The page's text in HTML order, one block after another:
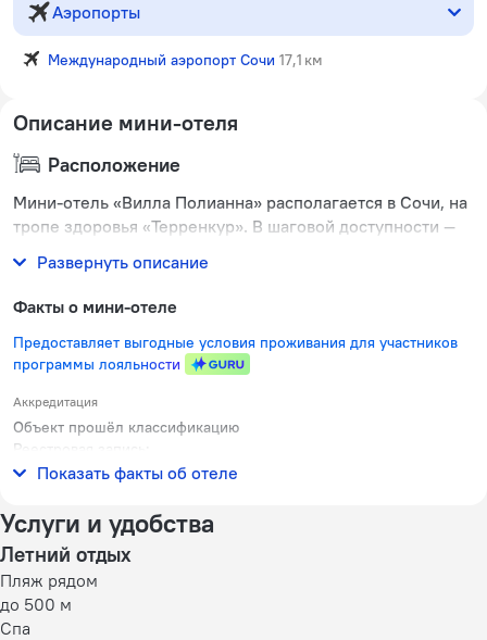
Аэропорты
Международный аэропорт Сочи 17,1 км
Описание мини-отеля
Расположение
Мини-отель «Вилла Полианна» располагается в Сочи, на
тропе здоровья «Терренкур». В шаговой доступности —
Развернуть описание
Факты о мини-отеле
Предоставляет выгодные условия проживания для участников
программы лояльности
Аккредитация
Объект прошёл классификацию
Реестровая запись:
С232024017528
Показать факты об отеле
Услуги и удобства
Летний отдых
Пляж рядом
до 500 м
Спа